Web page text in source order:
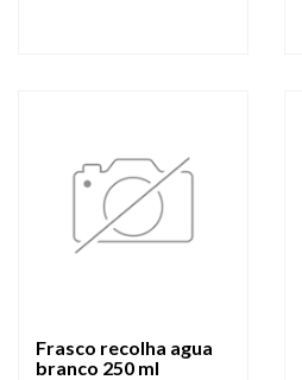
Frasco recolha agua
branco 250 ml